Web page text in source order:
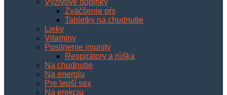
Výživové doplnky
Zväčšenie pŕs
Tabletky na chudnutie
Lieky
Vitamíny
Posilnenie imunity
Respirátory a rúška
Na chudnutie
Na energiu
Pre lepší sex
Na erekciu